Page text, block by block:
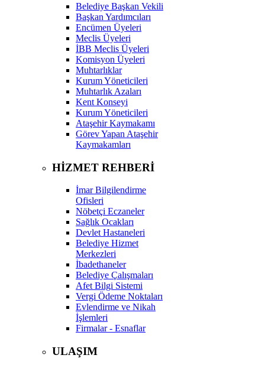
Belediye Başkan Vekili
Başkan Yardımcıları
Encümen Üyeleri
Meclis Üyeleri
İBB Meclis Üyeleri
Komisyon Üyeleri
Muhtarlıklar
Kurum Yöneticileri
Muhtarlık Azaları
Kent Konseyi
Kurum Yöneticileri
Ataşehir Kaymakamı
Görev Yapan Ataşehir
Kaymakamları
HİZMET REHBERİ
İmar Bilgilendirme
Ofisleri
Nöbetçi Eczaneler
Sağlık Ocakları
Devlet Hastaneleri
Belediye Hizmet
Merkezleri
İbadethaneler
Belediye Çalışmaları
Afet Bilgi Sistemi
Vergi Ödeme Noktaları
Evlendirme ve Nikah
İşlemleri
Firmalar - Esnaflar
ULAŞIM